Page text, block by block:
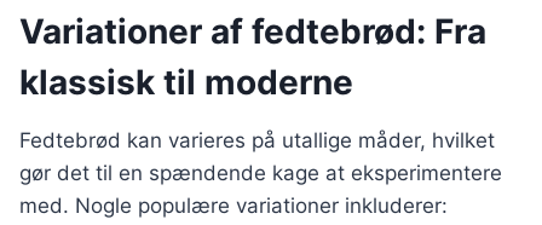
Variationer af fedtebrød: Fra
klassisk til moderne
Fedtebrød kan varieres på utallige måder, hvilket
gør det til en spændende kage at eksperimentere
med. Nogle populære variationer inkluderer: